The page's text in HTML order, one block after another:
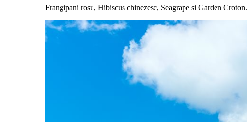
Frangipani rosu, Hibiscus chinezesc, Seagrape si Garden Croton.